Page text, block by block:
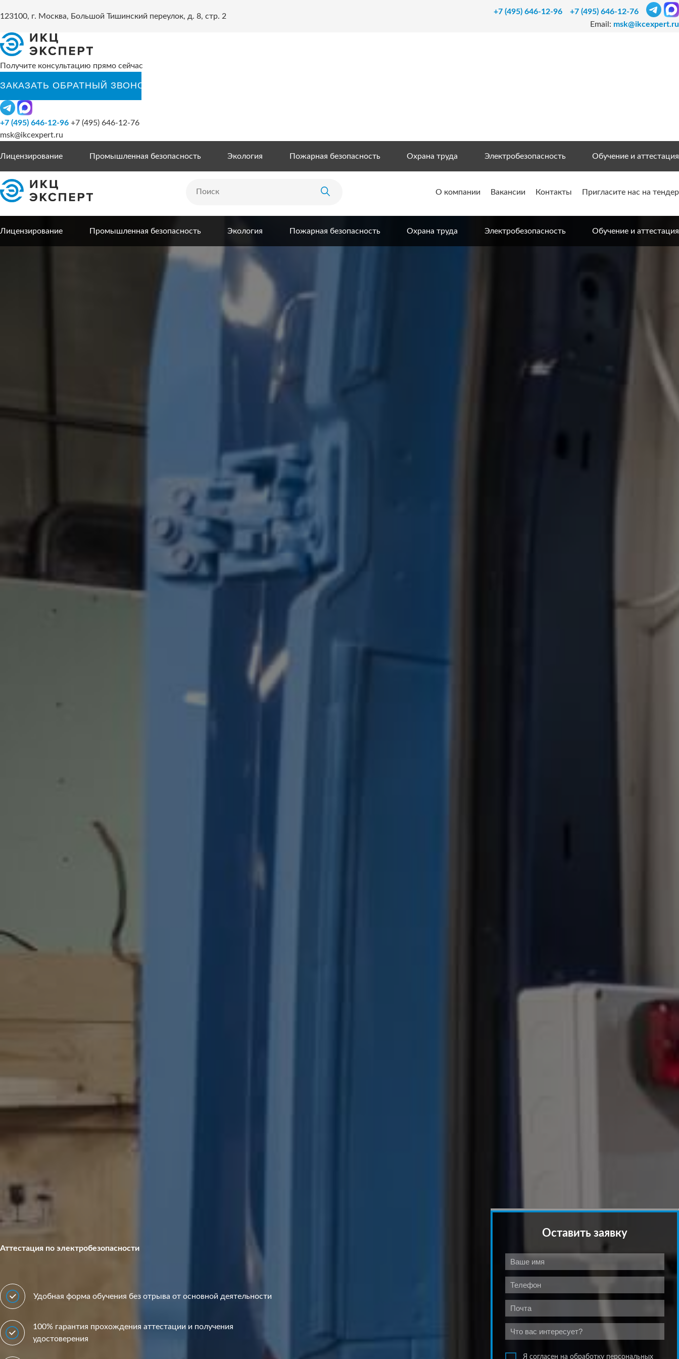
123100, г. Москва, Большой Тишинский переулок, д. 8, стр. 2
+7 (495) 646-12-96
+7 (495) 646-12-76
Email: msk@ikcexpert.ru
Получите консультацию прямо сейчас
+7 (495) 646-12-96 +7 (495) 646-12-76
msk@ikcexpert.ru
Лицензирование Промышленная безопасность Экология Пожарная безопасность Охрана труда Электробезопасность Обучение и аттестация
О компании Вакансии Контакты Пригласите нас на тендер
Лицензирование Промышленная безопасность Экология Пожарная безопасность Охрана труда Электробезопасность Обучение и аттестация
Аттестация по электробезопасности
Удобная форма обучения без отрыва от основной деятельности
100% гарантия прохождения аттестации и получения
удостоверения
Оставить заявку
Я согласен на обработку персональных